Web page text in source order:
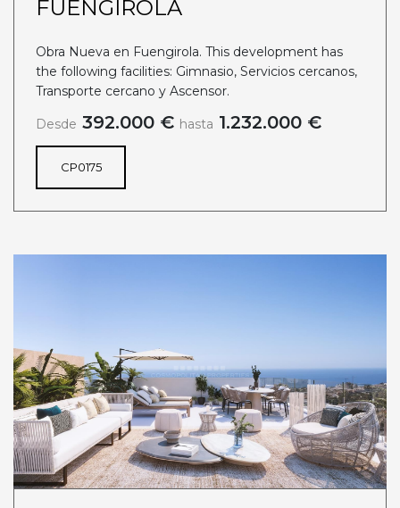
FUENGIROLA
Obra Nueva en Fuengirola. This development has
the following facilities: Gimnasio, Servicios cercanos,
Transporte cercano y Ascensor.
Desde 392.000 € hasta 1.232.000 €
CP0175